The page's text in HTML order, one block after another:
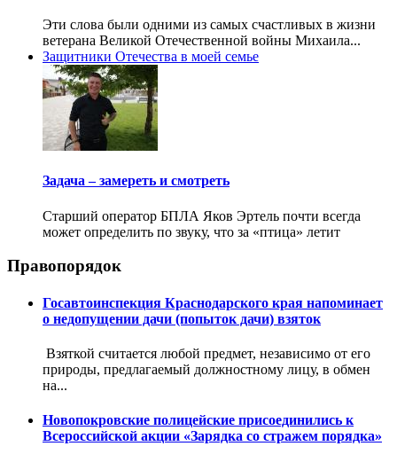
Эти слова были одними из самых счастливых в жизни
ветерана Великой Отечественной войны Михаила...
Защитники Отечества в моей семье
Задача – замереть и смотреть
Старший оператор БПЛА Яков Эртель почти всегда
может определить по звуку, что за «птица» летит
Правопорядок
Госавтоинспекция Краснодарского края напоминает
о недопущении дачи (попыток дачи) взяток
Взяткой считается любой предмет, независимо от его
природы, предлагаемый должностному лицу, в обмен
на...
Новопокровские полицейские присоединились к
Всероссийской акции «Зарядка со стражем порядка»